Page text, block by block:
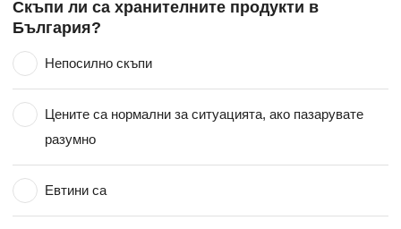
Скъпи ли са хранителните продукти в
България?
Непосилно скъпи
Цените са нормални за ситуацията, ако пазарувате
разумно
Евтини са